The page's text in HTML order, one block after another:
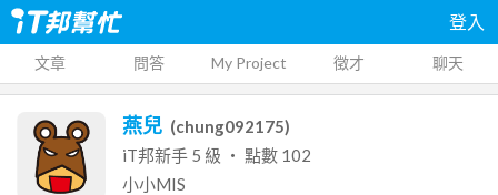
登入
文章 問答 My Project 徵才 聊天
燕兒 (chung092175)
iT邦新手 5 級 ‧ 點數 102
小小MIS